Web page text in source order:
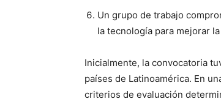
Un grupo de trabajo
la tecnología para mejorar
Inicialmente, la convocatoria
países de Latinoamérica. En
criterios de evaluación